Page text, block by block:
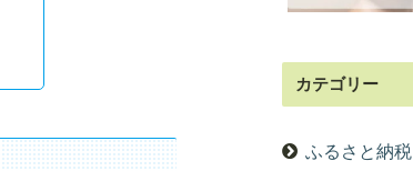
カテゴリー
ふるさと納税